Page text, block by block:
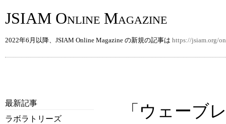
JSIAM Online Magazine
2022年6月以降、JSIAM Online Magazine の新規の記事は https://jsiam.org/
最新記事
ラボラトリーズ
「ウェーブ